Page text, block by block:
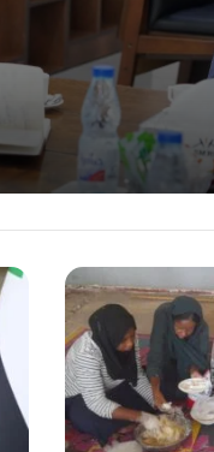
القومي ويبدأ
تأهيل مقاولين وموردين